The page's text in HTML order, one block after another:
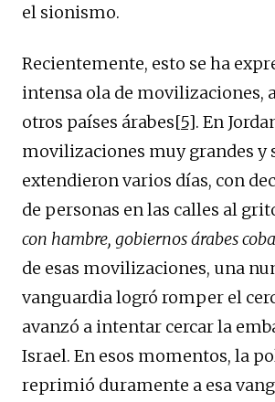
el sionismo.
Recientemente, esto se ha
intensa ola de movilizaciones,
otros países árabes[5]. En
movilizaciones muy grandes y
extendieron varios días, con
de personas en las calles al
con hambre, gobiernos árabes
de esas movilizaciones, una
vanguardia logró romper el
avanzó a intentar cercar la
Israel. En esos momentos, la
reprimió duramente a esa